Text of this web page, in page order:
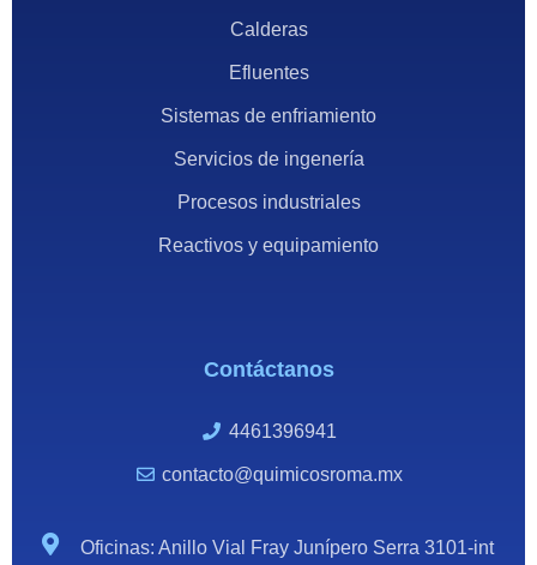
Calderas
Efluentes
Sistemas de enfriamiento
Servicios de ingenería
Procesos industriales
Reactivos y equipamiento
Contáctanos
4461396941
contacto@quimicosroma.mx
Oficinas: Anillo Vial Fray Junípero Serra 3101-int